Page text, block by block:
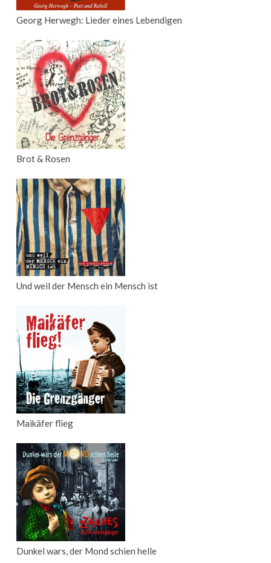
Georg Herwegh: Lieder eines Lebendigen
Brot & Rosen
Und weil der Mensch ein Mensch ist
Maikäfer flieg
Dunkel wars, der Mond schien helle